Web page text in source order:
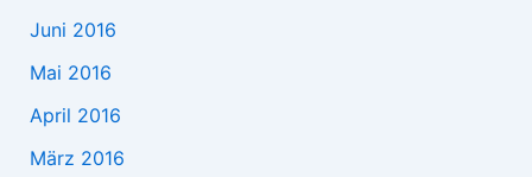
Juni 2016
Mai 2016
April 2016
März 2016